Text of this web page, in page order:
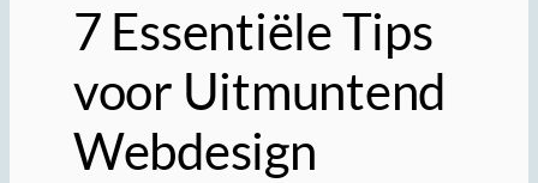
7 Essentiële Tips
voor Uitmuntend
Webdesign